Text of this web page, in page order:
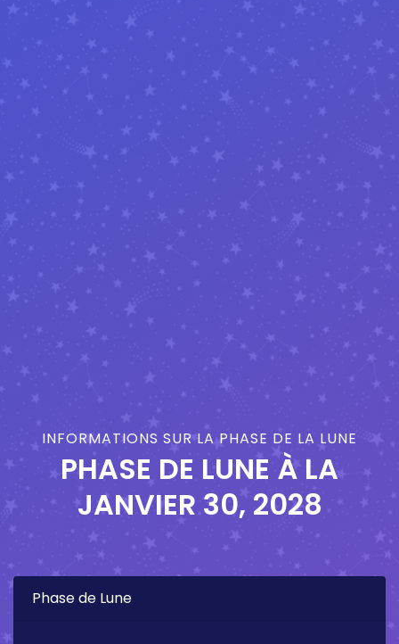
INFORMATIONS SUR LA PHASE DE LA LUNE
PHASE DE LUNE À LA
JANVIER 30, 2028
Phase de Lune